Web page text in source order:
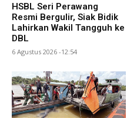
HSBL Seri Perawang
Resmi Bergulir, Siak Bidik
Lahirkan Wakil Tangguh ke
DBL
6 Agustus 2026 -12:54